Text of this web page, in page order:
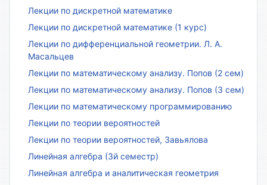
Лекции по дискретной математике
Лекции по дискретной математике (1 курс)
Лекции по дифференциальной геометрии. Л. А.
Масальцев
Лекции по математическому анализу. Попов (2 сем)
Лекции по математическому анализу. Попов (3 сем)
Лекции по математическому программированию
Лекции по теории вероятностей
Лекции по теории вероятностей, Завьялова
Линейная алгебра (3й семестр)
Линейная алгебра и аналитическая геометрия